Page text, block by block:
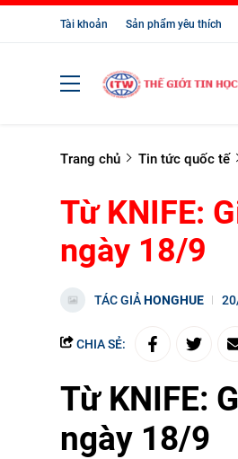
Tài khoản Sản phẩm yêu thích
Trang chủ Tin tức quốc tế
Từ KNIFE:
ngày 18/9
TÁC GIẢHONGHUE
CHIA SẺ:
Từ KNIFE:
ngày 18/9